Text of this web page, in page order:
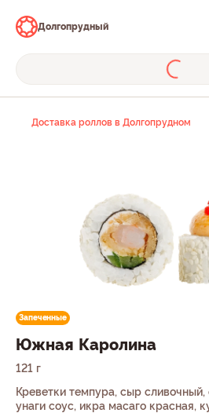
Долгопрудный
Доставка роллов в Долгопрудном
Запеченные
Южная Каролина
121 г
Креветки темпура, сыр
унаги соус, икра масаго красная,